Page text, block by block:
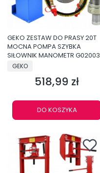
GEKO ZESTAW DO PRASY 20T
MOCNA POMPA SZYBKA
SIŁOWNIK MANOMETR G02003
PRODUCENT
GEKO
Cena
518,99 zł
DO KOSZYKA